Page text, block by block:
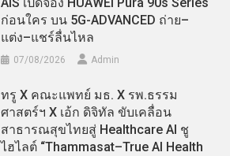
ก่อนใคร บน 5G-ADVANCED ถ่าย–
แต่ง–แชร์ลื่นไหล
07/08/2026 Admin
ทรู X คณะแพทย์ มธ. X รพ.ธรรม
ศาสตร์ฯ X เอ้ก ดิจิทัล ขับเคลื่อน
สาธารณสุขไทยสู่ Healthcare AI ชู
ไฮไลต์ “Thammasat–True AI Health